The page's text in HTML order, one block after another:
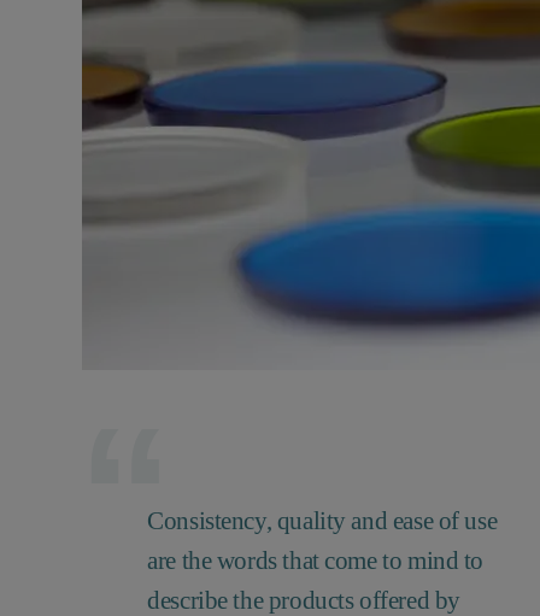
Consistency, quality and ease of use
are the words that come to mind to
describe the products offered by